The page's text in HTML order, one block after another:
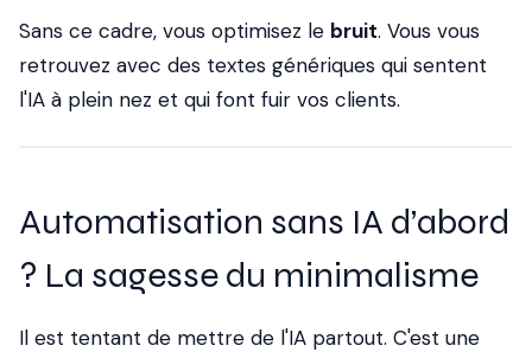
Sans ce cadre, vous optimisez le bruit. Vous vous
retrouvez avec des textes génériques qui sentent
l'IA à plein nez et qui font fuir vos clients.
Automatisation sans IA d’abord
? La sagesse du minimalisme
Il est tentant de mettre de l'IA partout. C'est une